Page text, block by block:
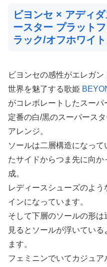
ビヨンセ × アディ
ースター プラット
ラック/オフホワイト
ビヨンセの感性がエレガン
世界を魅了する歌姫
がコレボレートしたスーパ
定番の白/黒のスーパース
アレンジ。
ソールは二層構造になっ
たサイドからつま先に向
成。
レディースシューズのよ
インになっています。
そして下層のソールの形
見るとソールが浮いてい
ます。
フェミニンでいてカジュア